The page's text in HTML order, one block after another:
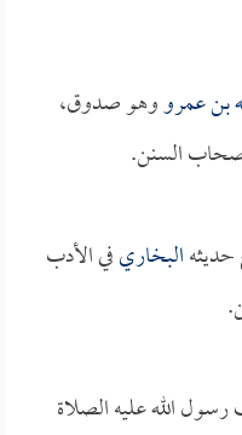
بن عمرووهو صدوق،
السنن.
البخاريفي الأدب
الله عليه الصلاة